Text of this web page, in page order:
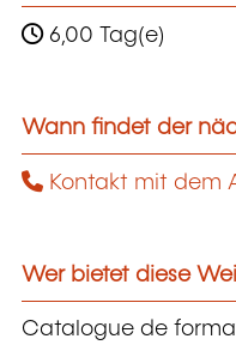
6,00 Tag(e)
Wann findet der
Kontakt mit dem
Wer bietet diese
Catalogue de